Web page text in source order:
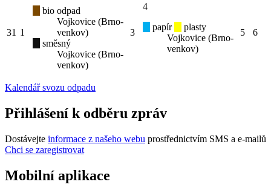
31 1
bio odpad
Vojkovice (Brno-
venkov)
směsný
Vojkovice (Brno-
venkov)
3
4
papír
plasty
Vojkovice (Brno-
venkov)
5 6
Kalendář svozu odpadu
Přihlášení k odběru zpráv
Dostávejte informace z našeho webu prostřednictvím SMS a e-mailů
Chci se zaregistrovat
Mobilní aplikace